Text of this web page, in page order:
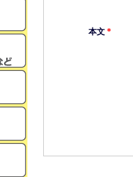
本文*